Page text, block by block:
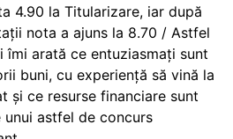
4.90 la Titularizare, iar după
nota a ajuns la 8.70 / Astfel
îmi arată ce entuziasmați sunt
buni, cu experiență să vină la
și ce resurse financiare sunt
unui astfel de concurs